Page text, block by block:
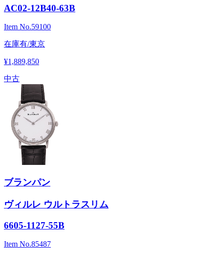
AC02-12B40-63B
Item No.59100
在庫有/東京
¥1,889,850
中古
ブランパン
ヴィルレ ウルトラスリム
6605-1127-55B
Item No.85487